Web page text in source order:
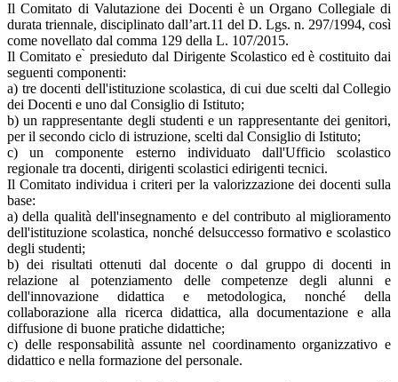
Il Comitato di Valutazione dei Docenti è un Organo Collegiale di
durata triennale, disciplinato dall’art.11 del D. Lgs. n. 297/1994, così
come novellato dal comma 129 della L. 107/2015.
Il Comitato e ̀ presieduto dal Dirigente Scolastico ed è costituito dai
seguenti componenti:
a) tre docenti dell'istituzione scolastica, di cui due scelti dal Collegio
dei Docenti e uno dal Consiglio di Istituto;
b) un rappresentante degli studenti e un rappresentante dei genitori,
per il secondo ciclo di istruzione, scelti dal Consiglio di Istituto;
c) un componente esterno individuato dall'Ufficio scolastico
regionale tra docenti, dirigenti scolastici edirigenti tecnici.
Il Comitato individua i criteri per la valorizzazione dei docenti sulla
base:
a) della qualità dell'insegnamento e del contributo al miglioramento
dell'istituzione scolastica, nonché delsuccesso formativo e scolastico
degli studenti;
b) dei risultati ottenuti dal docente o dal gruppo di docenti in
relazione al potenziamento delle competenze degli alunni e
dell'innovazione didattica e metodologica, nonché della
collaborazione alla ricerca didattica, alla documentazione e alla
diffusione di buone pratiche didattiche;
c) delle responsabilità assunte nel coordinamento organizzativo e
didattico e nella formazione del personale.